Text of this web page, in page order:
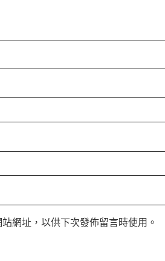
網址，以供下次發佈留言時使用。